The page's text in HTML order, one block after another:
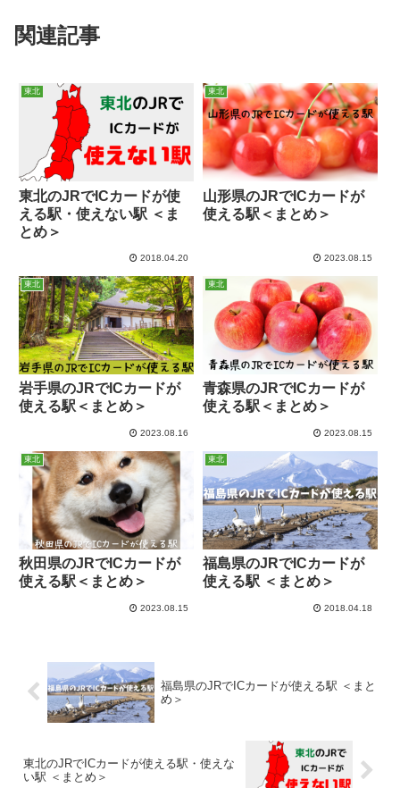
関連記事
東北
東北のJRでICカードが使
える駅・使えない駅 ＜ま
とめ＞
2018.04.20
東北
山形県のJRでICカードが
使える駅＜まとめ＞
2023.08.15
東北
岩手県のJRでICカードが
使える駅＜まとめ＞
2023.08.16
東北
青森県のJRでICカードが
使える駅＜まとめ＞
2023.08.15
東北
秋田県のJRでICカードが
使える駅＜まとめ＞
2023.08.15
東北
福島県のJRでICカードが
使える駅 ＜まとめ＞
2018.04.18
福島県のJRでICカードが使える駅 ＜まと
め＞
東北のJRでICカードが使える駅・使えな
い駅 ＜まとめ＞